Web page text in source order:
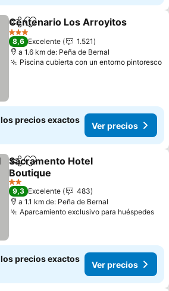
CompartirAgregar a favoritos
Centenario Los Arroyitos
3 Estrellas
8,6 Excelente
1.521
a 1.6 km de: Peña de Bernal
Piscina cubierta con un entorno pintoresco
precios exactos
Ver precios
CompartirAgregar a favoritos
Sacramento Hotel
Boutique
2 Estrellas
9,3 Excelente
483
a 1.1 km de: Peña de Bernal
Aparcamiento exclusivo para huéspedes
precios exactos
Ver precios